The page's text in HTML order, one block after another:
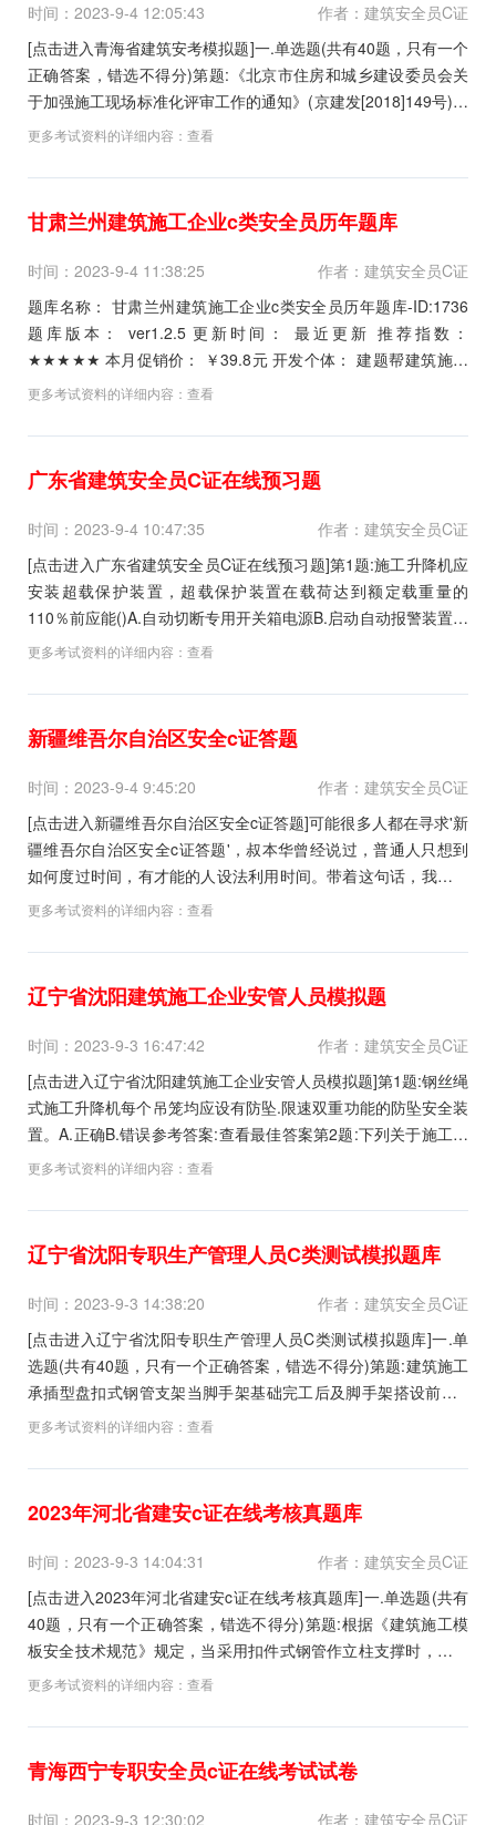
时间：2023-9-4 12:05:43
作者：建筑安全员C证
[点击进入青海省建筑安考模拟题]一.单选题(共有40题，只有一个
正确答案，错选不得分)第题:《北京市住房和城乡建设委员会关
于加强施工现场标准化评审工作的通知》(京建发[2018]149号)规
定，施工项目部设置安全总监是创建绿色安全工地和绿色安全样
理B.项目副经理C.项目...
更多考试资料的详细内容： 查看
甘肃兰州建筑施工企业c类安全员历年题库
时间：2023-9-4 11:38:25
作者：建筑安全员C证
题库名称： 甘肃兰州建筑施工企业c类安全员历年题库-ID:1736
题库版本： ver1.2.5 更新时间： 最近更新 推荐指数：
★★★★★ 本月促销价： ￥39.8元 开发个体： 建题帮建筑施工
更多考试资料的详细内容： 查看
广东省建筑安全员C证在线预习题
时间：2023-9-4 10:47:35
作者：建筑安全员C证
[点击进入广东省建筑安全员C证在线预习题]第1题:施工升降机应
安装超载保护装置，超载保护装置在载荷达到额定载重量的
110％前应能()A.自动切断专用开关箱电源B.启动自动报警装置C.
正常允许启动D.中止吊笼启动参考答案:查看最佳答案第2题:当脚
件B.可不设加固措施C...
更多考试资料的详细内容： 查看
新疆维吾尔自治区安全c证答题
时间：2023-9-4 9:45:20
作者：建筑安全员C证
[点击进入新疆维吾尔自治区安全c证答题]可能很多人都在寻求'新
疆维吾尔自治区安全c证答题'，叔本华曾经说过，普通人只想到
如何度过时间，有才能的人设法利用时间。带着这句话，我们还
要更加慎重的对待这个问题。带着这句话，我们还要更加慎重的
更有价值。不管你觉得这个建筑考试难不难，对...
更多考试资料的详细内容： 查看
辽宁省沈阳建筑施工企业安管人员模拟题
时间：2023-9-3 16:47:42
作者：建筑安全员C证
[点击进入辽宁省沈阳建筑施工企业安管人员模拟题]第1题:钢丝绳
式施工升降机每个吊笼均应设有防坠.限速双重功能的防坠安全装
置。A.正确B.错误参考答案:查看最佳答案第2题:下列关于施工现
场用气的的做法正确的有()。A.为了保证乙炔瓶在运输中的稳定
10mC.空瓶和实瓶可以同库...
更多考试资料的详细内容： 查看
辽宁省沈阳专职生产管理人员C类测试模拟题库
时间：2023-9-3 14:38:20
作者：建筑安全员C证
[点击进入辽宁省沈阳专职生产管理人员C类测试模拟题库]一.单
选题(共有40题，只有一个正确答案，错选不得分)第题:建筑施工
承插型盘扣式钢管支架当脚手架基础完工后及脚手架搭设前应()
进行检查和验收。A.按进度B.分阶段C.按进度.分阶段D.按工序正
职生产管理人员C类测试模...
更多考试资料的详细内容： 查看
2023年河北省建安c证在线考核真题库
时间：2023-9-3 14:04:31
作者：建筑安全员C证
[点击进入2023年河北省建安c证在线考核真题库]一.单选题(共有
40题，只有一个正确答案，错选不得分)第题:根据《建筑施工模
板安全技术规范》规定，当采用扣件式钢管作立柱支撑时，立柱
接长必须采用()。A.搭接B.对接扣件连接C.旋转扣件固定D.电焊
河北省建安c证在线...
更多考试资料的详细内容： 查看
青海西宁专职安全员c证在线考试试卷
时间：2023-9-3 12:30:02 作者：建筑安全员C证